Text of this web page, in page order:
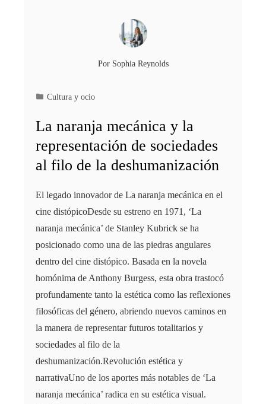
Por Sophia Reynolds
Cultura y ocio
La naranja mecánica y la
representación de sociedades
al filo de la deshumanización
El legado innovador de La naranja mecánica en el
cine distópicoDesde su estreno en 1971, ‘La
naranja mecánica’ de Stanley Kubrick se ha
posicionado como una de las piedras angulares
dentro del cine distópico. Basada en la novela
homónima de Anthony Burgess, esta obra trastocó
profundamente tanto la estética como las reflexiones
filosóficas del género, abriendo nuevos caminos en
la manera de representar futuros totalitarios y
sociedades al filo de la
deshumanización.Revolución estética y
narrativaUno de los aportes más notables de ‘La
naranja mecánica’ radica en su estética visual.